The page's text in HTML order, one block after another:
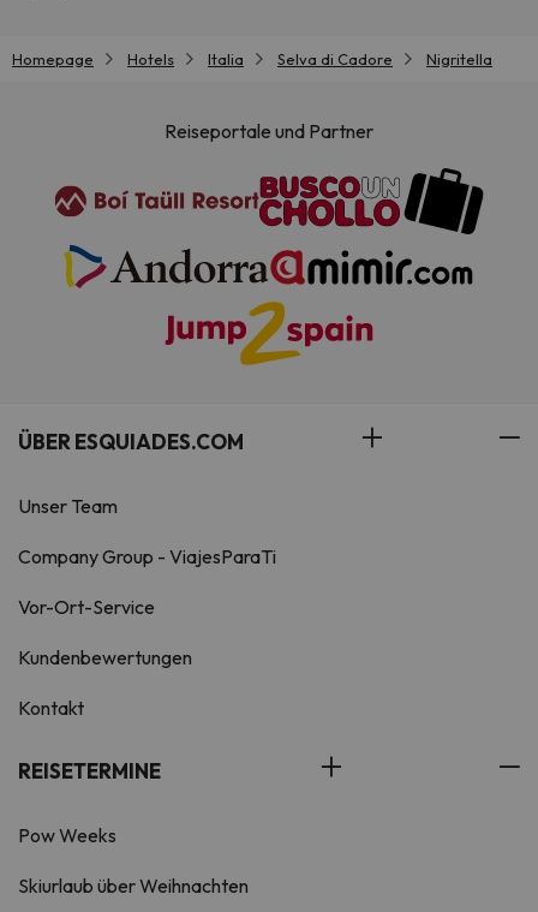
Homepage Hotels Italia Selva di Cadore Nigritella
Reiseportale und Partner
ÜBER ESQUIADES.COM
Unser Team
Company Group - ViajesParaTi
Vor-Ort-Service
Kundenbewertungen
Kontakt
REISETERMINE
Pow Weeks
Skiurlaub über Weihnachten